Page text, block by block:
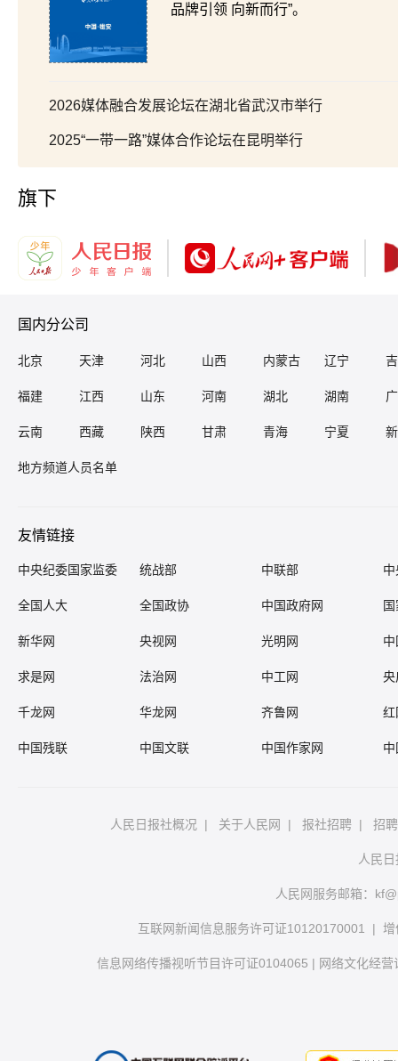
品牌引领 向新而行”。
2026媒体融合发展论坛在湖北省武汉市举行
2025“一带一路”媒体合作论坛在昆明举行
旗下
国内分公司
北京 天津 河北 山西 内蒙古 辽宁
福建 江西 山东 河南 湖北 湖南
云南 西藏 陕西 甘肃 青海 宁夏
地方频道人员名单
友情链接
中央纪委国家监委 统战部 中联部
全国人大 全国政协 中国政府网
新华网 央视网 光明网
求是网 法治网 中工网 央
千龙网 华龙网 齐鲁网 红
中国残联 中国文联 中国作家网
人民日报社概况 | 关于人民网 | 报社招聘 | 招
人民
人民网服务邮箱：
互联网新闻信息服务许可证10120170001 | 增
信息网络传播视听节目许可证0104065 | 网络文化经